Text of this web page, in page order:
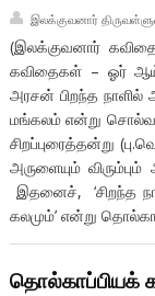
இலக்குவனார்
(இலக்குவனார்
கவிதைகள் – ஓர்
அரசன் பிறந்த
மங்கலம் என்று
சிறப்புரைத்தன்று
அருளையும்
இதனைச், ‘சிறந்த
கலமும்’ என்று
தொல்காப்பியக்